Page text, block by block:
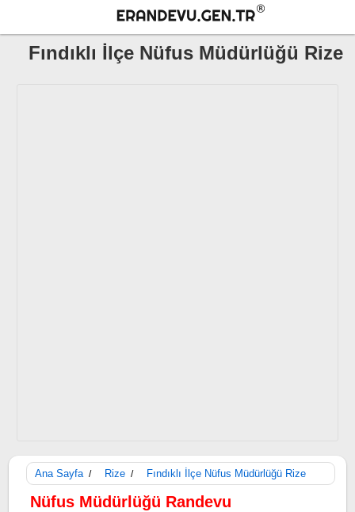
Fındıklı İlçe Nüfus Müdürlüğü Rize
Ana Sayfa / Rize / Fındıklı İlçe Nüfus Müdürlüğü Rize
Nüfus Müdürlüğü Randevu